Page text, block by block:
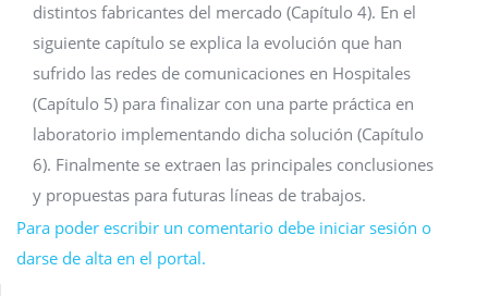
distintos fabricantes del mercado (Capítulo 4). En el
siguiente capítulo se explica la evolución que han
sufrido las redes de comunicaciones en Hospitales
(Capítulo 5) para finalizar con una parte práctica en
laboratorio implementando dicha solución (Capítulo
6). Finalmente se extraen las principales conclusiones
y propuestas para futuras líneas de trabajos.
Para poder escribir un comentario debe iniciar sesión o
darse de alta en el portal.